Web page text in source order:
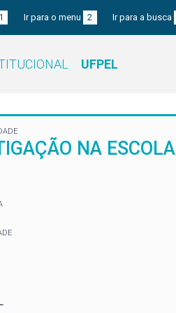
1 Ir para o menu 2 Ir para a busca
UFPEL
NA ESCOLA